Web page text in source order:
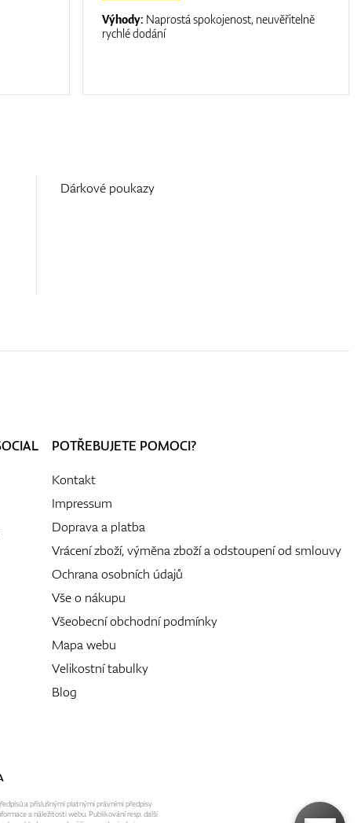
Výhody: Naprostá spokojenost, neuvěřitelně
rychlé dodání
Dárkové poukazy
POTŘEBUJETE POMOCI?
Kontakt
Impressum
Doprava a platba
Vrácení zboží, výměna zboží a odstoupení od smlouvy
Ochrana osobních údajů
Vše o nákupu
Všeobecní obchodní podmínky
Mapa webu
Velikostní tabulky
Blog
a příslušnými platnými právními předpisy
a náležitosti webu. Publikování resp. další